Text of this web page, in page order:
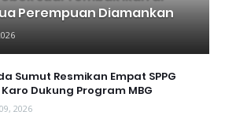
Perempuan Diamankan
Sumut Resmikan Empat SPPG
Dukung Program MBG
2026